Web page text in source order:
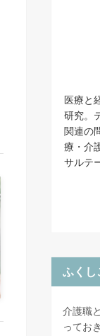
医療と
研究。
関連の
療・介
サルテ
ふくし
介護職
ってお